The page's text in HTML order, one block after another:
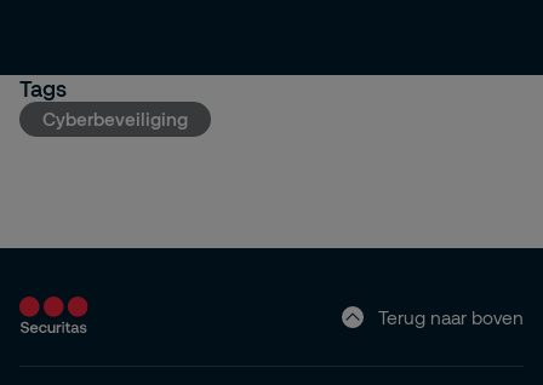
Tags
Cyberbeveiliging
Terug naar boven